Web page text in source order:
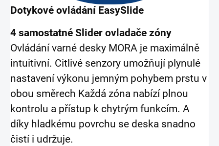
Dotykové ovládání EasySlide
4 samostatné Slider ovladače zóny
Ovládání varné desky MORA je maximálně
intuitivní. Citlivé senzory umožňují plynulé
nastavení výkonu jemným pohybem prstu v
obou směrech Každá zóna nabízí plnou
kontrolu a přístup k chytrým funkcím. A
díky hladkému povrchu se deska snadno
čistí i udržuje.